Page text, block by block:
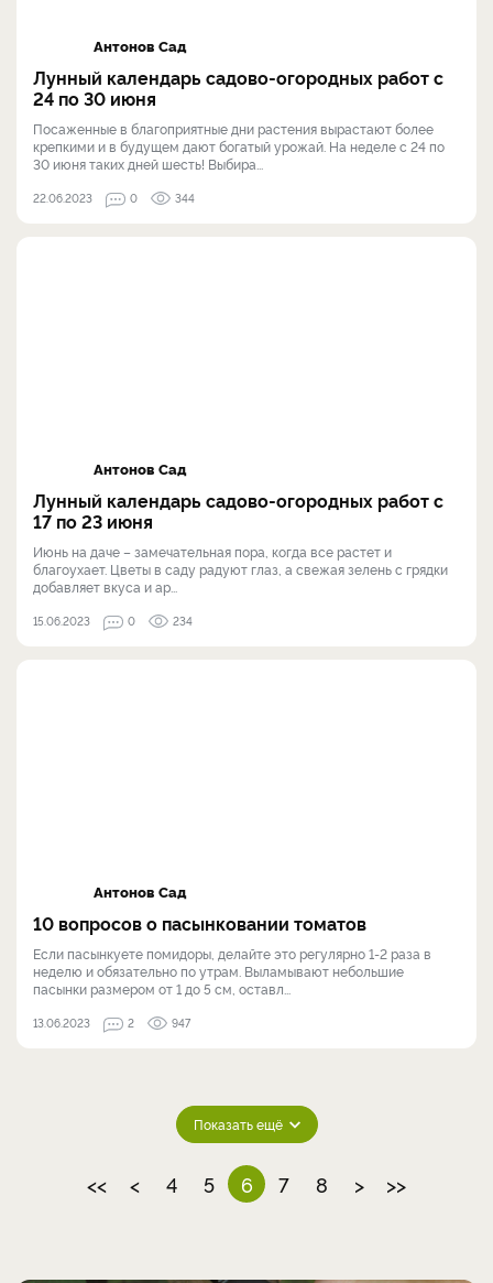
Антонов Сад
Лунный календарь садово-огородных работ с
24 по 30 июня
Посаженные в благоприятные дни растения вырастают более
крепкими и в будущем дают богатый урожай. На неделе с 24 по
30 июня таких дней шесть! Выбира...
22.06.2023 0 344
Антонов Сад
Лунный календарь садово-огородных работ с
17 по 23 июня
Июнь на даче – замечательная пора, когда все растет и
благоухает. Цветы в саду радуют глаз, а свежая зелень с грядки
добавляет вкуса и ар...
15.06.2023 0 234
Антонов Сад
10 вопросов о пасынковании томатов
Если пасынкуете помидоры, делайте это регулярно 1-2 раза в
неделю и обязательно по утрам. Выламывают небольшие
пасынки размером от 1 до 5 см, оставл...
13.06.2023 2 947
Показать ещё
<< < 4 5 6 7 8 > >>